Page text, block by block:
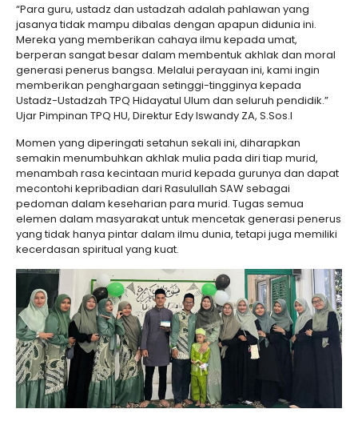
“Para guru, ustadz dan ustadzah adalah pahlawan yang
jasanya tidak mampu dibalas dengan apapun didunia ini.
Mereka yang memberikan cahaya ilmu kepada umat,
berperan sangat besar dalam membentuk akhlak dan moral
generasi penerus bangsa. Melalui perayaan ini, kami ingin
memberikan penghargaan setinggi-tingginya kepada
Ustadz-Ustadzah TPQ Hidayatul Ulum dan seluruh pendidik.”
Ujar Pimpinan TPQ HU, Direktur Edy Iswandy ZA, S.Sos.I
Momen yang diperingati setahun sekali ini, diharapkan
semakin menumbuhkan akhlak mulia pada diri tiap murid,
menambah rasa kecintaan murid kepada gurunya dan dapat
mecontohi kepribadian dari Rasulullah SAW sebagai
pedoman dalam keseharian para murid. Tugas semua
elemen dalam masyarakat untuk mencetak generasi penerus
yang tidak hanya pintar dalam ilmu dunia, tetapi juga memiliki
kecerdasan spiritual yang kuat.